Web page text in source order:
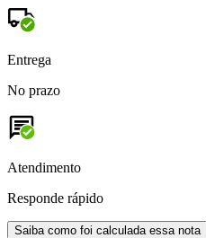
Entrega
No prazo
Atendimento
Responde rápido
Saiba como foi calculada essa nota